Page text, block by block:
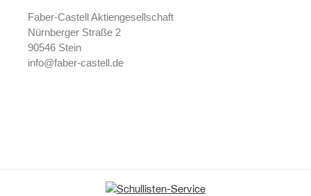
Faber-Castell Aktiengesellschaft
Nürnberger Straße 2
90546 Stein
info@faber-castell.de